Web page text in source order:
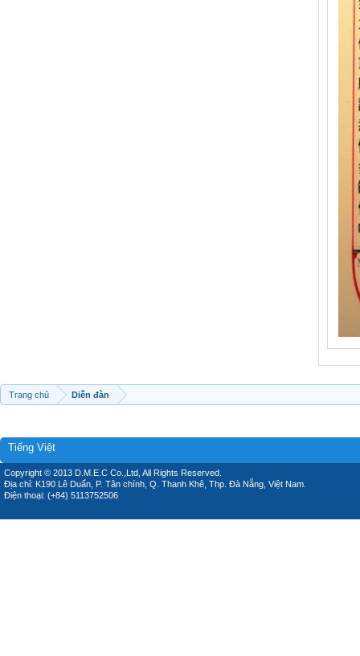
Trang chủ Diễn đàn
Tiếng Việt
Copyright © 2013 D.M.E.C Co.,Ltd, All Rights Reserved.
Địa chỉ: K190 Lê Duẩn, P. Tân chính, Q. Thanh Khê, Thp. Đà Nẵng, Việt Nam.
Điện thoại: (+84) 5113752506